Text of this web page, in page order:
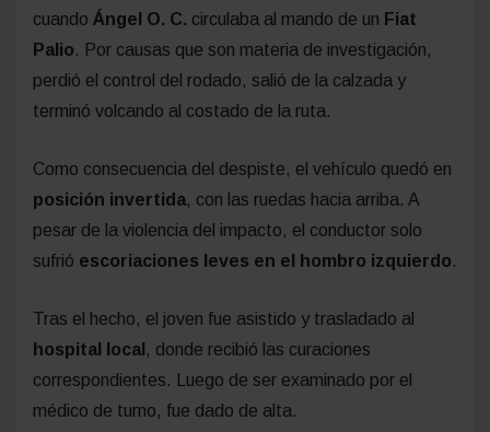
cuando Ángel O. C. circulaba al mando de un Fiat
Palio. Por causas que son materia de investigación,
perdió el control del rodado, salió de la calzada y
terminó volcando al costado de la ruta.
Como consecuencia del despiste, el vehículo quedó en
posición invertida, con las ruedas hacia arriba. A
pesar de la violencia del impacto, el conductor solo
sufrió escoriaciones leves en el hombro izquierdo.
Tras el hecho, el joven fue asistido y trasladado al
hospital local , donde recibió las curaciones
correspondientes. Luego de ser examinado por el
médico de turno, fue dado de alta.